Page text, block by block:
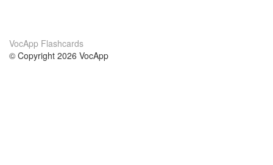
VocApp Flashcards
© Copyright 2026 VocApp